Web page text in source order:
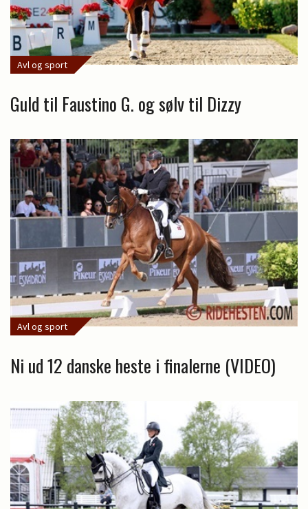
Avl og sport
Guld til Faustino G. og sølv til Dizzy
Avl og sport
Ni ud 12 danske heste i finalerne (VIDEO)